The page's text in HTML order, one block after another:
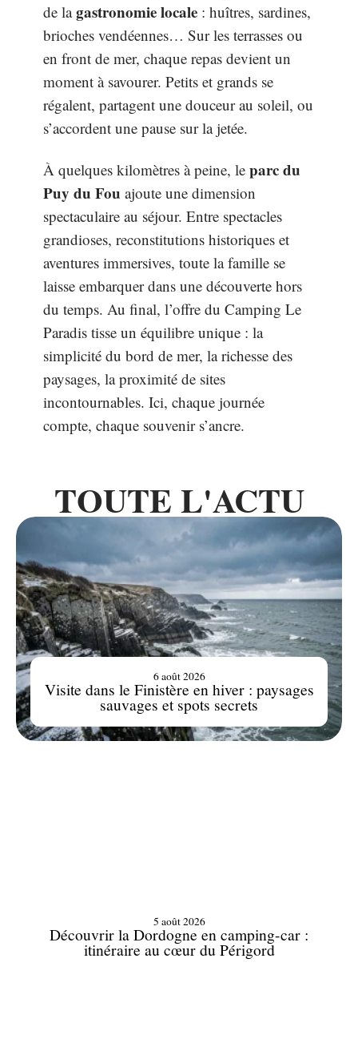
de lagastronomie locale : huîtres, sardines,
brioches vendéennes… Sur les terrasses ou
en front de mer, chaque repas devient un
moment à savourer. Petits et grands se
régalent, partagent une douceur au soleil, ou
s’accordent une pause sur la jetée.
À quelques kilomètres à peine, le parc du
Puy du Fou ajoute une dimension
spectaculaire au séjour. Entre spectacles
grandioses, reconstitutions historiques et
aventures immersives, toute la famille se
laisse embarquer dans une découverte hors
du temps. Au final, l’offre du Camping Le
Paradis tisse un équilibre unique : la
simplicité du bord de mer, la richesse des
paysages, la proximité de sites
incontournables. Ici, chaque journée
compte, chaque souvenir s’ancre.
TOUTE L'ACTU
Visite dans le Finistère en hiver : paysages
sauvages et spots secrets
6 août 2026
Découvrir la Dordogne en camping-car :
itinéraire au cœur du Périgord
5 août 2026